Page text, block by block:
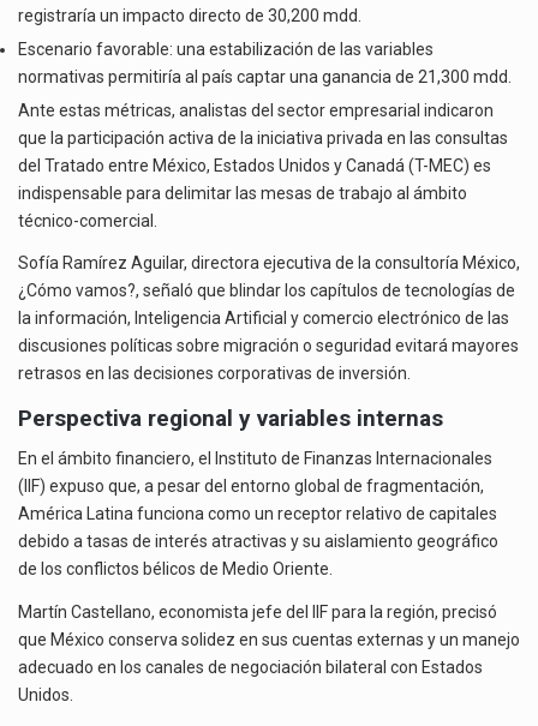
registraría un impacto directo de 30,200 mdd.
Escenario favorable: una estabilización de las variables
normativas permitiría al país captar una ganancia de 21,300 mdd.
Ante estas métricas, analistas del sector empresarial indicaron
que la participación activa de la iniciativa privada en las consultas
del Tratado entre México, Estados Unidos y Canadá (T-MEC) es
indispensable para delimitar las mesas de trabajo al ámbito
técnico-comercial.
Sofía Ramírez Aguilar, directora ejecutiva de la consultoría México,
¿Cómo vamos?, señaló que blindar los capítulos de tecnologías de
la información, Inteligencia Artificial y comercio electrónico de las
discusiones políticas sobre migración o seguridad evitará mayores
retrasos en las decisiones corporativas de inversión.
Perspectiva regional y variables internas
En el ámbito financiero, el Instituto de Finanzas Internacionales
(IIF) expuso que, a pesar del entorno global de fragmentación,
América Latina funciona como un receptor relativo de capitales
debido a tasas de interés atractivas y su aislamiento geográfico
de los conflictos bélicos de Medio Oriente.
Martín Castellano, economista jefe del IIF para la región, precisó
que México conserva solidez en sus cuentas externas y un manejo
adecuado en los canales de negociación bilateral con Estados
Unidos.